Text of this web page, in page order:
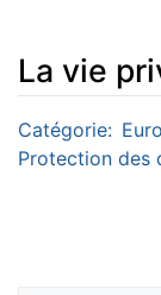
La vie
Aller à :
Catégorie:
Protection des